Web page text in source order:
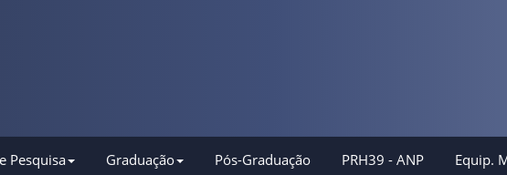
Pesquisa Graduação Pós-Graduação PRH39 - ANP Equip.